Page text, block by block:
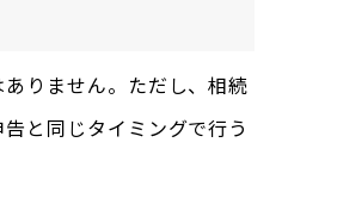
りません。ただし、相続
と同じタイミングで行う